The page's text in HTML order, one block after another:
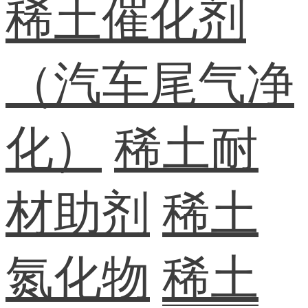
稀土催化剂
（汽车尾气净
化）
稀土耐
材助剂 稀土
氮化物 稀土